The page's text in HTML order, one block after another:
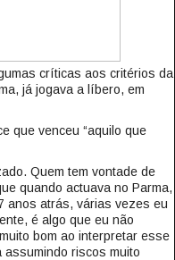
críticas aos critérios da
já jogava a líbero, em
que venceu “aquilo que
Quem tem vontade de
quando actuava no Parma,
anos atrás, várias vezes eu
é algo que eu não
bom ao interpretar esse
riscos muito